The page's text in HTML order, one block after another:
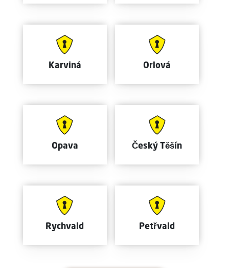
Karviná Orlová
Opava Český Těšín
Rychvald Petřvald